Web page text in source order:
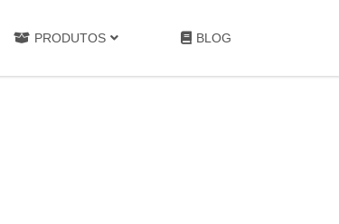
PRODUTOS BLOG